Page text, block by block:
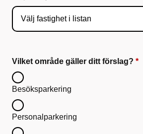
Vilket område gäller ditt förslag?
Besöksparkering
Personalparkering